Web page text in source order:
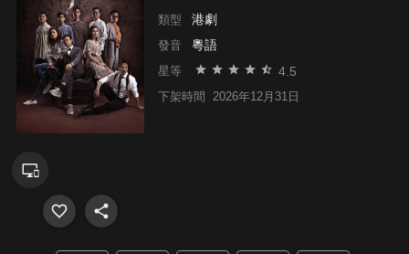
類型 港劇
發音 粵語
星等 4.5
下架時間 2026年12月31日